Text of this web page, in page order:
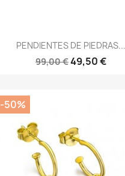
PENDIENTES DE PIEDRAS...
99,00 €49,50 €
-50%